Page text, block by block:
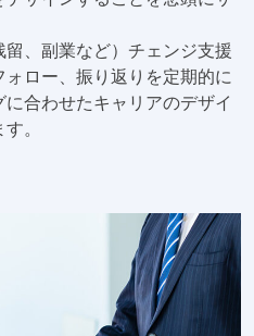
、副業など）チェンジ支援
ロー、振り返りを定期的に
合わせたキャリアのデザイ
。